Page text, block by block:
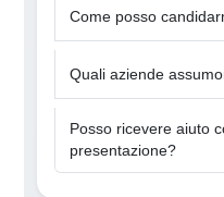
Come posso
Quali aziende
Posso ricevere aiuto
presentazione?